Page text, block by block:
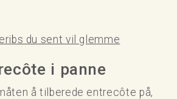
du sent vil glemme
i panne
å tilberede entrecôte på,